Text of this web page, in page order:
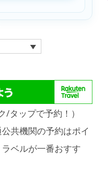
/タップで予約！）
共機関の予約はポイ
ベルが一番おすす